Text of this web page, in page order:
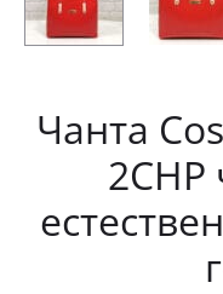
Чанта
2СНР